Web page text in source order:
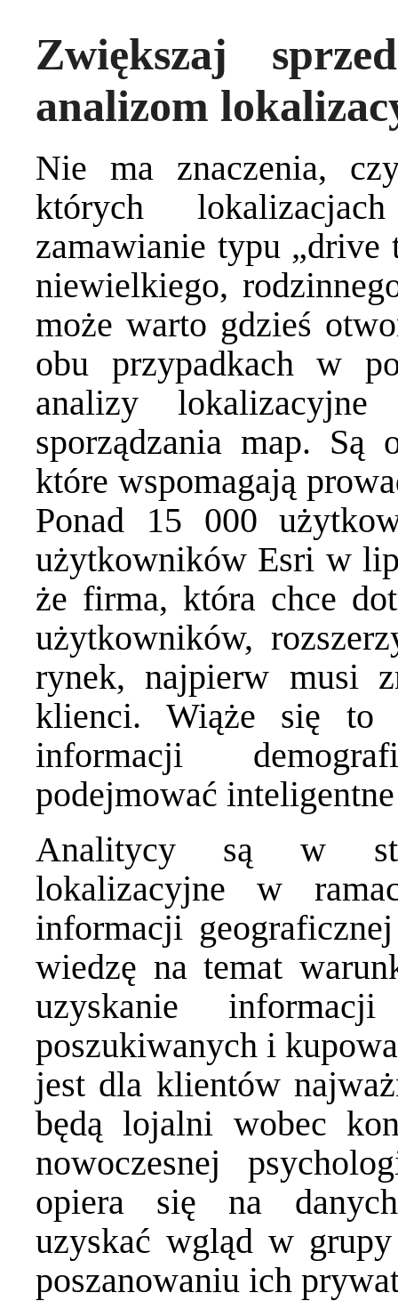
Zwiększaj
analizom
Nie ma znaczenia,
których
zamawianie typu „drive
niewielkiego,
może warto gdzieś
obu przypadkach w
analizy
sporządzania map. Są
które wspomagają
Ponad 15 000
użytkowników Esri w
że firma, która chce
użytkowników,
rynek, najpierw musi
klienci. Wiąże się to
informacji
podejmować
Analitycy są w
lokalizacyjne w
informacji
wiedzę na temat
uzyskanie
poszukiwanych i
jest dla klientów
będą lojalni wobec
nowoczesnej
opiera się na
uzyskać wgląd w
poszanowaniu ich